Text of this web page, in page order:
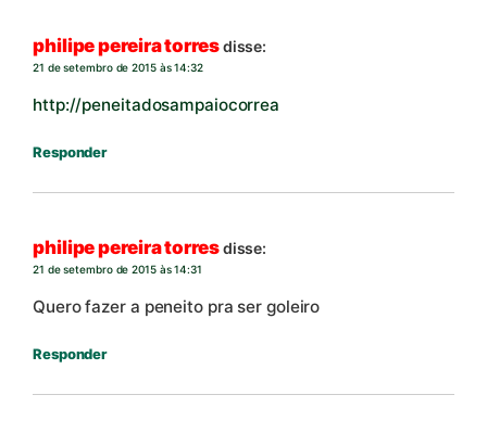
philipe pereira torresdisse:
21 de setembro de 2015 às 14:32
http://peneitadosampaiocorrea
Responder
philipe pereira torresdisse:
21 de setembro de 2015 às 14:31
Quero fazer a peneito pra ser goleiro
Responder